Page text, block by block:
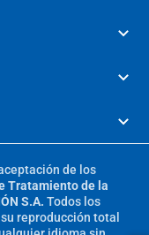
de los
Tratamiento de la
S.A. Todos los
reproducción total